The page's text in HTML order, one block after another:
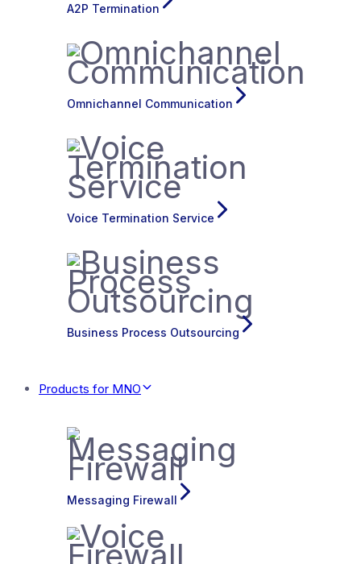
A2P Termination
Omnichannel Communication
Voice Termination Service
Business Process Outsourcing
Products for MNO
Messaging Firewall